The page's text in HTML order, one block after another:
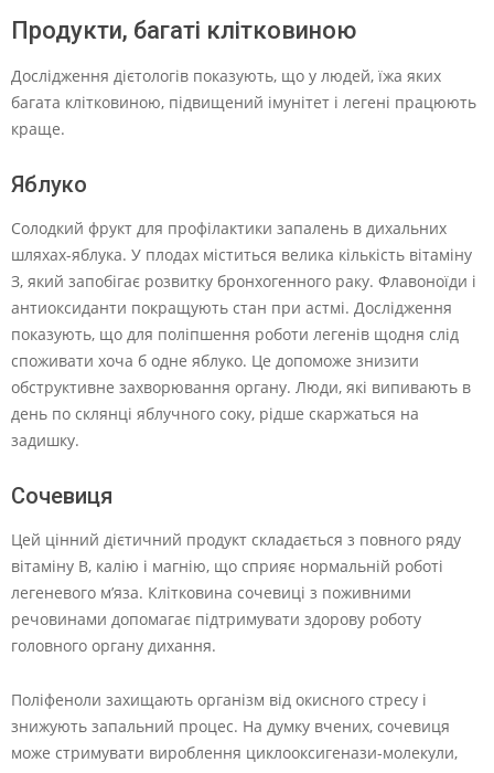
Продукти, багаті клітковиною
Дослідження дієтологів показують, що у людей, їжа яких
багата клітковиною, підвищений імунітет і легені працюють
краще.
Яблуко
Солодкий фрукт для профілактики запалень в дихальних
шляхах-яблука. У плодах міститься велика кількість вітаміну
З, який запобігає розвитку бронхогенного раку. Флавоноїди і
антиоксиданти покращують стан при астмі. Дослідження
показують, що для поліпшення роботи легенів щодня слід
споживати хоча б одне яблуко. Це допоможе знизити
обструктивне захворювання органу. Люди, які випивають в
день по склянці яблучного соку, рідше скаржаться на
задишку.
Сочевиця
Цей цінний дієтичний продукт складається з повного ряду
вітаміну В, калію і магнію, що сприяє нормальній роботі
легеневого м’яза. Клітковина сочевиці з поживними
речовинами допомагає підтримувати здорову роботу
головного органу дихання.
Поліфеноли захищають організм від окисного стресу і
знижують запальний процес. На думку вчених, сочевиця
може стримувати вироблення циклооксигенази-молекули,